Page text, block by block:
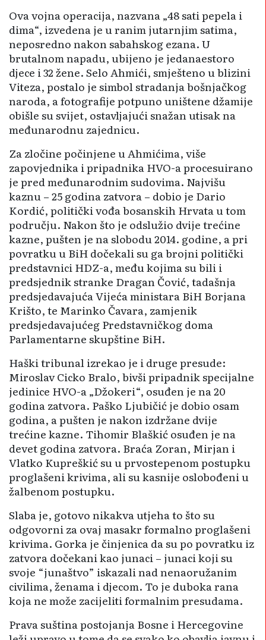
Ova vojna operacija, nazvana „48 sati pepela i
dima“, izvedena je u ranim jutarnjim satima,
neposredno nakon sabahskog ezana. U
brutalnom napadu, ubijeno je jedanaestoro
djece i 32 žene. Selo Ahmići, smješteno u blizini
Viteza, postalo je simbol stradanja bošnjačkog
naroda, a fotografije potpuno uništene džamije
obišle su svijet, ostavljajući snažan utisak na
međunarodnu zajednicu.
Za zločine počinjene u Ahmićima, više
zapovjednika i pripadnika HVO-a procesuirano
je pred međunarodnim sudovima. Najvišu
kaznu – 25 godina zatvora – dobio je Dario
Kordić, politički vođa bosanskih Hrvata u tom
području. Nakon što je odslužio dvije trećine
kazne, pušten je na slobodu 2014. godine, a pri
povratku u BiH dočekali su ga brojni politički
predstavnici HDZ-a, među kojima su bili i
predsjednik stranke Dragan Čović, tadašnja
predsjedavajuća Vijeća ministara BiH Borjana
Krišto, te Marinko Čavara, zamjenik
predsjedavajućeg Predstavničkog doma
Parlamentarne skupštine BiH.
Haški tribunal izrekao je i druge presude:
Miroslav Cicko Bralo, bivši pripadnik specijalne
jedinice HVO-a „Džokeri“, osuđen je na 20
godina zatvora. Paško Ljubičić je dobio osam
godina, a pušten je nakon izdržane dvije
trećine kazne. Tihomir Blaškić osuđen je na
devet godina zatvora. Braća Zoran, Mirjan i
Vlatko Kupreškić su u prvostepenom postupku
proglašeni krivima, ali su kasnije oslobođeni u
žalbenom postupku.
Slaba je, gotovo nikakva utjeha to što su
odgovorni za ovaj masakr formalno proglašeni
krivima. Gorka je činjenica da su po povratku iz
zatvora dočekani kao junaci – junaci koji su
svoje “junaštvo” iskazali nad nenaoružanim
civilima, ženama i djecom. To je duboka rana
koja ne može zacijeliti formalnim presudama.
Prava suština postojanja Bosne i Hercegovine